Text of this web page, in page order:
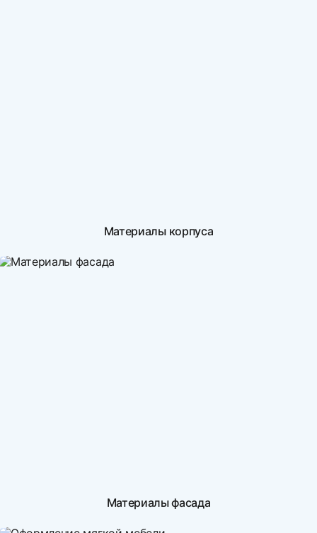
Материалы корпуса
Материалы фасада